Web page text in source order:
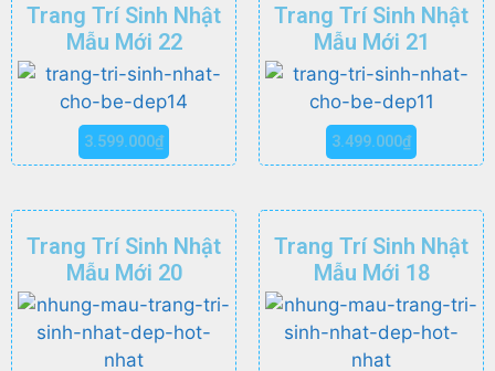
Trang Trí Sinh Nhật
Mẫu Mới 22
3.599.000₫
Trang Trí Sinh Nhật
Mẫu Mới 21
3.499.000₫
Trang Trí Sinh Nhật
Mẫu Mới 20
Trang Trí Sinh Nhật
Mẫu Mới 18